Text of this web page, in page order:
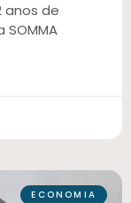
anos de
ECONOMIA